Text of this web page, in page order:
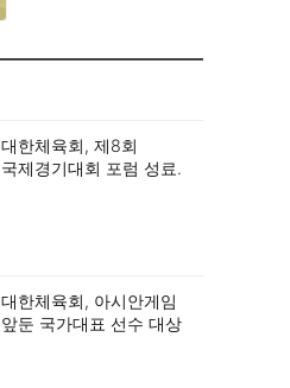
대한체육회, 제8회
국제경기대회 포럼 성료.
대한체육회, 아시안게임
앞둔 국가대표 선수 대상